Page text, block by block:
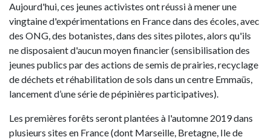
Aujourd'hui, ces jeunes activistes ont réussi à mener une
vingtaine d'expérimentations en France dans des écoles, avec
des ONG, des botanistes, dans des sites pilotes, alors qu'ils
ne disposaient d'aucun moyen financier (sensibilisation des
jeunes publics par des actions de semis de prairies, recyclage
de déchets et réhabilitation de sols dans un centre Emmaüs,
lancement d’une série de pépinières participatives).
Les premières forêts seront plantées à l'automne 2019 dans
plusieurs sites en France (dont Marseille, Bretagne, Ile de